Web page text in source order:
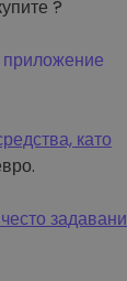
?
като
задавани